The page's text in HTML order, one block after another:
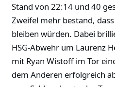
Stand von 22:14 und 40
Zweifel mehr bestand,
bleiben würden. Dabei
HSG-Abwehr um Laurenz
mit Ryan Wistoff im Tor
dem Anderen erfolgreich